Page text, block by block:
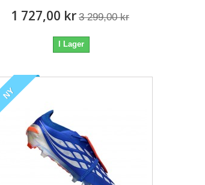
1 727,00 kr 3 299,00 kr
I Lager
NY